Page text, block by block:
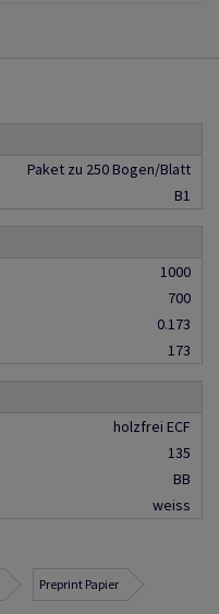
Paket zu 250 Bogen/Blatt
B1
1000
700
0.173
173
holzfrei ECF
135
BB
weiss
Preprint Papier